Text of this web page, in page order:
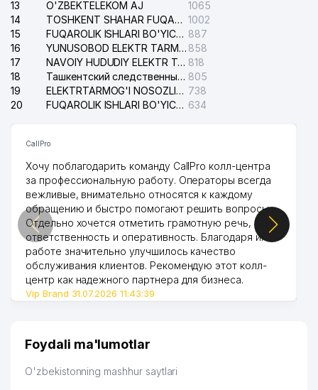
13
O'ZBEKTELEKOM AJ
1065
14
TOSHKENT SHAHAR FUQAROLIK ISHLARI BO'YICHA SUDI 1002
15
FUQAROLIK ISHLARI BO'YICHA YAKKASAROY TUMANLARARO SUDI 887
16
YUNUSOBOD ELEKTR TARMOG'I NOSOZLIKLARI XIZMATI 858
17
NAVOIY HUDUDIY ELEKTR TARMOQLARI KORXONASI AJ 818
18
Ташкентский следственный изолятор 805
19
ELEKTRTARMOG'I NOSOZLIKLARINI TO'ZATISH SERGELI XIZMATI 738
20
FUQAROLIK ISHLARI BO'YICHA UCH-TEPA TUMANI SUDI 634
CallPro
Хочу поблагодарить команду CallPro колл-центра
за профессиональную работу. Операторы всегда
вежливые, внимательно относятся к каждому
обращению и быстро помогают решить вопросы.
Отдельно хочется отметить грамотную речь,
ответственность и оперативность. Благодаря их
работе значительно улучшилось качество
обслуживания клиентов. Рекомендую этот колл-
центр как надежного партнера для бизнеса.
Vip Brand 31.07.2026 11:43:39
Foydali ma'lumotlar
O'zbekistonning mashhur saytlari